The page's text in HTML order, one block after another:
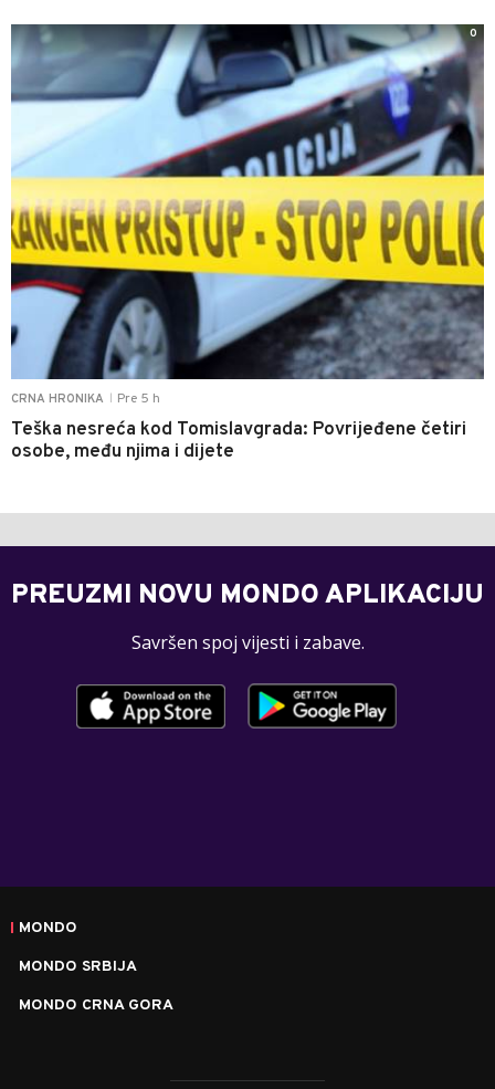
CRNA HRONIKA Pre 5 h
Teška nesreća kod Tomislavgrada: Povrijeđene četiri
osobe, među njima i dijete
0
PREUZMI NOVU MONDO APLIKACIJU
Savršen spoj vijesti i zabave.
MONDO
MONDO SRBIJA
MONDO CRNA GORA